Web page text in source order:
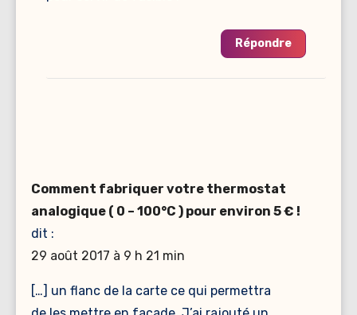
Répondre
Comment fabriquer votre thermostat
analogique ( 0 – 100°C ) pour environ 5 € !
dit :
29 août 2017 à 9 h 21 min
[…] un flanc de la carte ce qui permettra